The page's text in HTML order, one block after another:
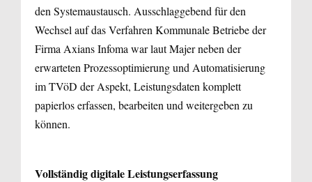
den Systemaustausch. Ausschlaggebend für den
Wechsel auf das Verfahren Kommunale Betriebe der
Firma Axians Infoma war laut Majer neben der
erwarteten Prozessoptimierung und Automatisierung
im TVöD der Aspekt, Leistungsdaten komplett
papierlos erfassen, bearbeiten und weitergeben zu
können.
Vollständig digitale Leistungserfassung